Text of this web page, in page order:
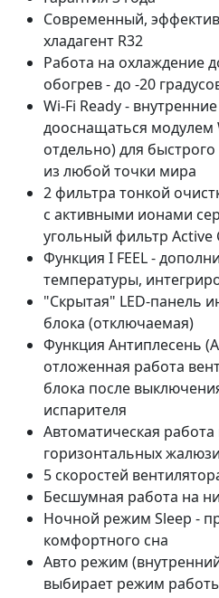
Современный,
хладагент R32
Работа на охлаждение
обогрев - до -20
Wi-Fi Ready -
дооснащаться модулем
отдельно) для
из любой точки мира
2 фильтра тонкой
с активными ионами
угольный фильтр Active
Функция I FEEL -
температуры,
"Скрытая" LED-панель
блока (отключаемая)
Функция Антиплесень
отложенная работа
блока после
испарителя
Автоматическая
горизонтальных жалюзи
5 скоростей
Бесшумная работа на
Ночной режим Sleep -
комфортного сна
Авто режим
выбирает режим